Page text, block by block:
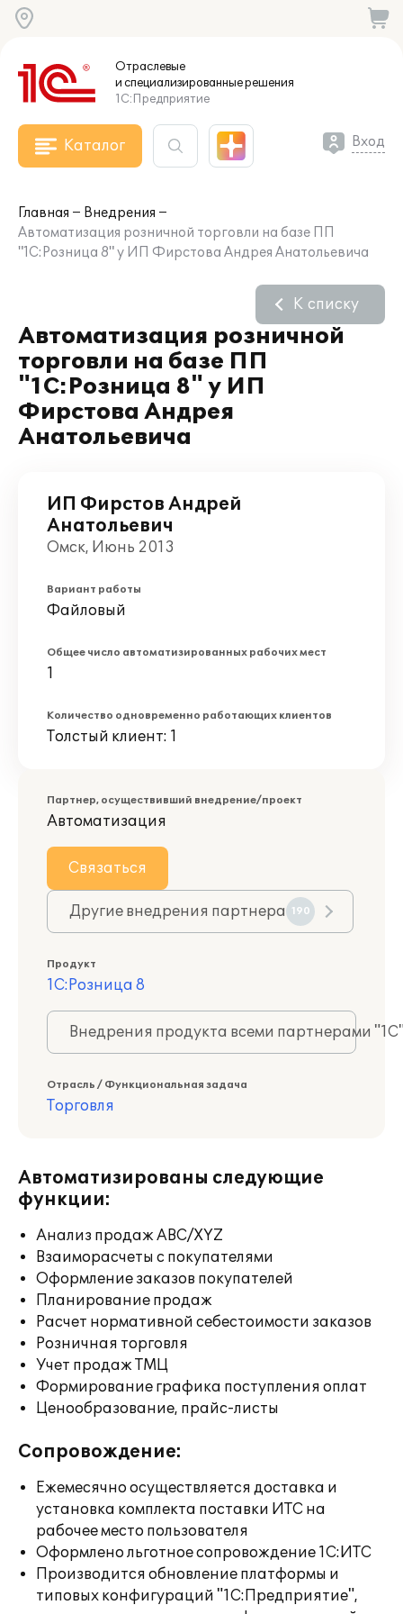
Отраслевые
и специализированныерешения
1С:Предприятие
Каталог Вход
Главная
Внедрения
Автоматизация розничной торговли на базе ПП
"1С:Розница 8" у ИП Фирстова Андрея Анатольевича
Автоматизация розничной
торговли на базе ПП
"1С:Розница 8" у ИП
Фирстова Андрея
Анатольевича
К списку
ИП Фирстов Андрей
Анатольевич
Омск, Июнь 2013
Вариант работы
Файловый
Общее число автоматизированных рабочих мест
1
Количество одновременно работающих клиентов
Толстый клиент: 1
Партнер, осуществивший внедрение/проект
Автоматизация
Связаться
Другие внедрения партнера 190
Продукт
1С:Розница 8
Внедрения продукта всеми партнерами
Отрасль / Функциональная задача
Торговля
Автоматизированы следующие
функции:
Анализ продаж ABC/XYZ
Взаиморасчеты с покупателями
Оформление заказов покупателей
Планирование продаж
Расчет нормативной себестоимости заказов
Розничная торговля
Учет продаж ТМЦ
Формирование графика поступления оплат
Ценообразование, прайс-листы
Сопровождение:
Ежемесячно осуществляется доставка и
установка комплекта поставки ИТС на
рабочее место пользователя
Оформлено льготное сопровождение 1С:ИТС
Производится обновление платформы и
типовых конфигураций "1С:Предприятие",